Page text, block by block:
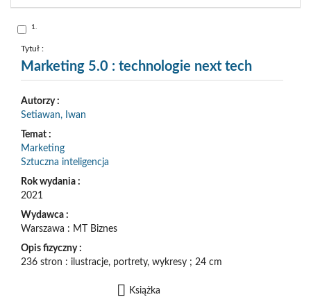
Skocz
nr
1
1.
Tytuł :
Marketing 5.0 : technologie next tech
Autorzy :
Setiawan, Iwan
Temat :
Marketing
Sztuczna inteligencja
Rok wydania :
2021
Wydawca :
Warszawa : MT Biznes
Opis fizyczny :
236 stron : ilustracje, portrety, wykresy ; 24 cm
Książka